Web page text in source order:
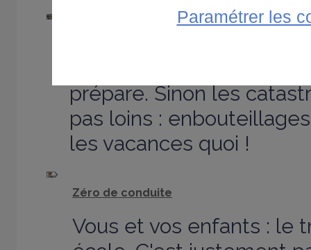
prépare. Sinon les
pas loins :
les vacances quoi !
Zéro de conduite
Vous et vos enfants : le
Paramétrer les